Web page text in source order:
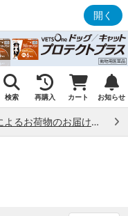
開く
検索 再購入 カート お知らせ
熊本県熊本地方で発生した地震によるお荷物のお届け状況について （7/28）